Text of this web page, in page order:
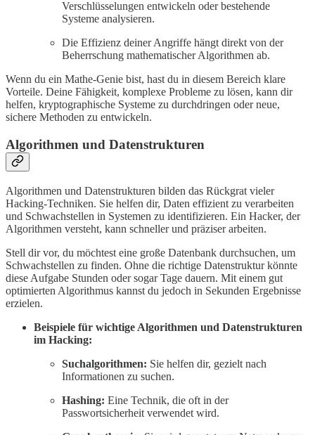
Verschlüsselungen entwickeln oder bestehende
Systeme analysieren.
Die Effizienz deiner Angriffe hängt direkt von der
Beherrschung mathematischer Algorithmen ab.
Wenn du ein Mathe-Genie bist, hast du in diesem Bereich klare
Vorteile. Deine Fähigkeit, komplexe Probleme zu lösen, kann dir
helfen, kryptographische Systeme zu durchdringen oder neue,
sichere Methoden zu entwickeln.
Algorithmen und Datenstrukturen
Algorithmen und Datenstrukturen bilden das Rückgrat vieler
Hacking-Techniken. Sie helfen dir, Daten effizient zu verarbeiten
und Schwachstellen in Systemen zu identifizieren. Ein Hacker, der
Algorithmen versteht, kann schneller und präziser arbeiten.
Stell dir vor, du möchtest eine große Datenbank durchsuchen, um
Schwachstellen zu finden. Ohne die richtige Datenstruktur könnte
diese Aufgabe Stunden oder sogar Tage dauern. Mit einem gut
optimierten Algorithmus kannst du jedoch in Sekunden Ergebnisse
erzielen.
Beispiele für wichtige Algorithmen und Datenstrukturen
im Hacking:
Suchalgorithmen: Sie helfen dir, gezielt nach
Informationen zu suchen.
Hashing: Eine Technik, die oft in der
Passwortsicherheit verwendet wird.